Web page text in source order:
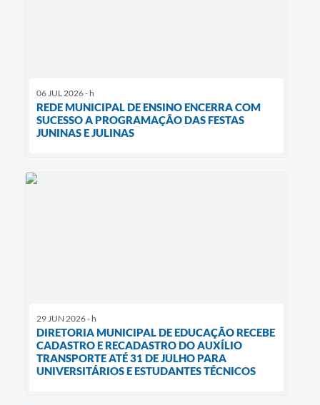
06 JUL 2026 - h
REDE MUNICIPAL DE ENSINO ENCERRA COM
SUCESSO A PROGRAMAÇÃO DAS FESTAS
JUNINAS E JULINAS
29 JUN 2026 - h
DIRETORIA MUNICIPAL DE EDUCAÇÃO RECEBE
CADASTRO E RECADASTRO DO AUXÍLIO
TRANSPORTE ATÉ 31 DE JULHO PARA
UNIVERSITÁRIOS E ESTUDANTES TÉCNICOS